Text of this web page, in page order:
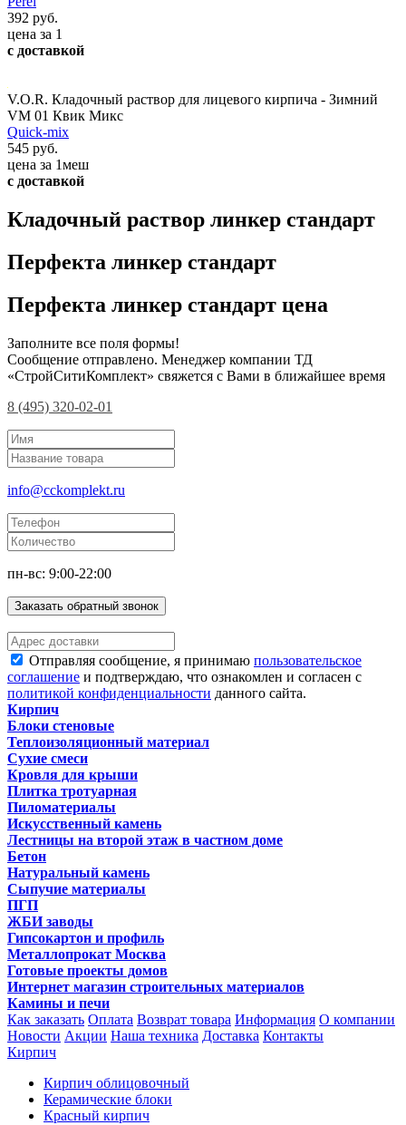
392 руб.
цена за 1
с доставкой
V.O.R. Кладочный раствор для лицевого кирпича - Зимний
VM 01 Квик Микс
Quick-mix
545 руб.
цена за 1меш
с доставкой
Кладочный раствор линкер стандарт
Перфекта линкер стандарт
Перфекта линкер стандарт цена
Заполните все поля формы!
Сообщение отправлено. Менеджер компании ТД
«СтройСитиКомплект» свяжется с Вами в ближайшее время
8 (495) 320-02-01
info@cckomplekt.ru
пн-вс: 9:00-22:00
Заказать обратный звонок
Отправляя сообщение, я принимаю пользовательское
соглашение и подтверждаю, что ознакомлен и согласен с
политикой конфиденциальности данного сайта.
Кирпич
Блоки стеновые
Теплоизоляционный материал
Сухие смеси
Кровля для крыши
Плитка тротуарная
Пиломатериалы
Искусственный камень
Лестницы на второй этаж в частном доме
Бетон
Натуральный камень
Сыпучие материалы
ПГП
ЖБИ заводы
Гипсокартон и профиль
Металлопрокат Москва
Готовые проекты домов
Интернет магазин строительных материалов
Камины и печи
Как заказать Оплата Возврат товара Информация О компании
Новости Акции Наша техника Доставка Контакты
Кирпич
Кирпич облицовочный
Керамические блоки
Красный кирпич